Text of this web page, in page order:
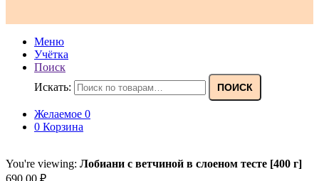
Меню
Учётка
Поиск
Искать:
ПОИСК
Желаемое 0
0 Корзина
You're viewing: Лобиани с ветчиной в слоеном тесте [400 г]
690,00 ₽